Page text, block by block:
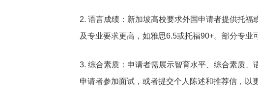
2. 语言成绩：新加坡高校要求外国申请者提供托
及专业要求更高，如雅思6.5或托福90+。部分专业
3. 综合素质：申请者需展示智育水平、综合素质
申请者参加面试，或者提交个人陈述和推荐信，以